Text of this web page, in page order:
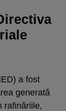
a fost
generată
rafinăriile,